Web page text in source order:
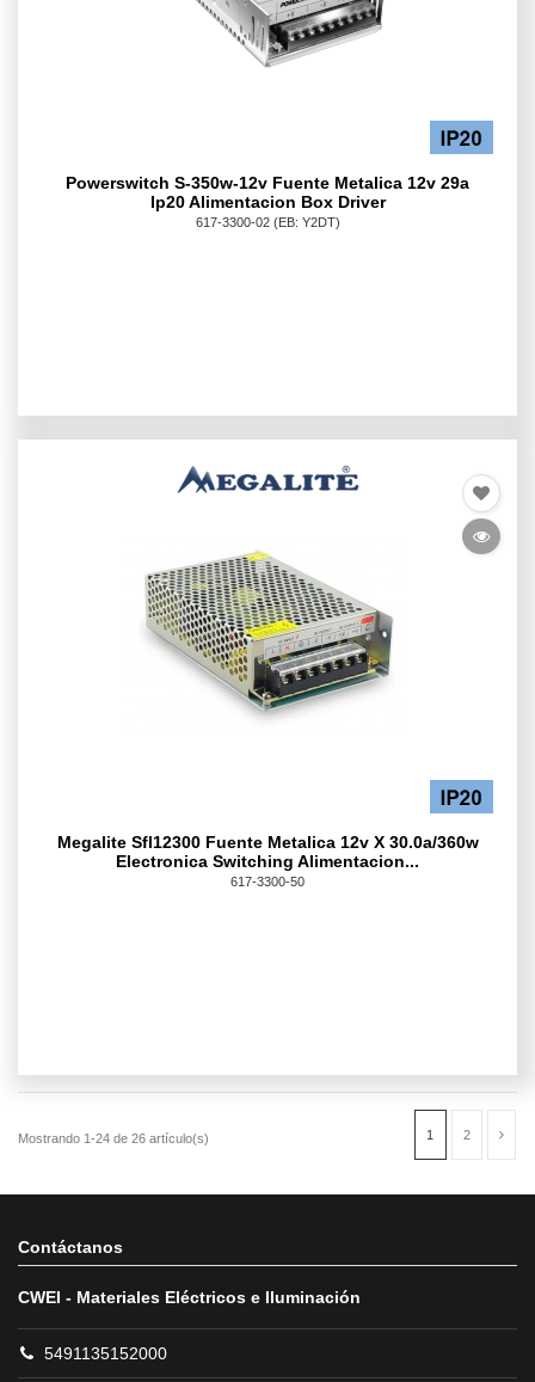
Powerswitch S-350w-12v Fuente Metalica 12v 29a
Ip20 Alimentacion Box Driver
617-3300-02(EB: Y2DT)
Megalite Sfl12300 Fuente Metalica 12v X 30.0a/360w
Electronica Switching Alimentacion...
617-3300-50
Contáctanos
CWEI - Materiales Eléctricos e Iluminación
5491135152000